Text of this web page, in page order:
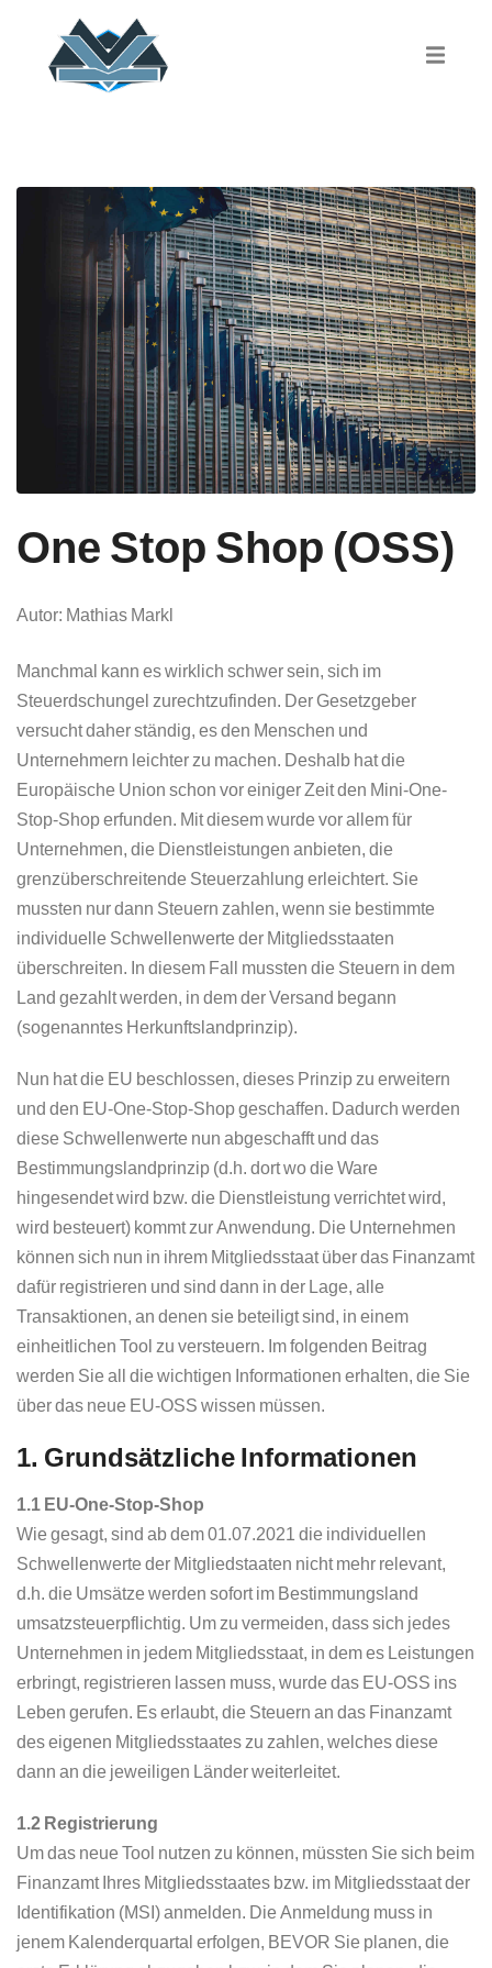
One Stop Shop (OSS)
Autor: Mathias Markl
Manchmal kann es wirklich schwer sein, sich im
Steuerdschungel zurechtzufinden. Der Gesetzgeber
versucht daher ständig, es den Menschen und
Unternehmern leichter zu machen. Deshalb hat die
Europäische Union schon vor einiger Zeit den Mini-One-
Stop-Shop erfunden. Mit diesem wurde vor allem für
Unternehmen, die Dienstleistungen anbieten, die
grenzüberschreitende Steuerzahlung erleichtert. Sie
mussten nur dann Steuern zahlen, wenn sie bestimmte
individuelle Schwellenwerte der Mitgliedsstaaten
überschreiten. In diesem Fall mussten die Steuern in dem
Land gezahlt werden, in dem der Versand begann
(sogenanntes Herkunftslandprinzip).
Nun hat die EU beschlossen, dieses Prinzip zu erweitern
und den EU-One-Stop-Shop geschaffen. Dadurch werden
diese Schwellenwerte nun abgeschafft und das
Bestimmungslandprinzip (d.h. dort wo die Ware
hingesendet wird bzw. die Dienstleistung verrichtet wird,
wird besteuert) kommt zur Anwendung. Die Unternehmen
können sich nun in ihrem Mitgliedsstaat über das Finanzamt
dafür registrieren und sind dann in der Lage, alle
Transaktionen, an denen sie beteiligt sind, in einem
einheitlichen Tool zu versteuern. Im folgenden Beitrag
werden Sie all die wichtigen Informationen erhalten, die Sie
über das neue EU-OSS wissen müssen.
1. Grundsätzliche Informationen
1.1 EU-One-Stop-Shop
Wie gesagt, sind ab dem 01.07.2021 die individuellen
Schwellenwerte der Mitgliedstaaten nicht mehr relevant,
d.h. die Umsätze werden sofort im Bestimmungsland
umsatzsteuerpflichtig. Um zu vermeiden, dass sich jedes
Unternehmen in jedem Mitgliedsstaat, in dem es Leistungen
erbringt, registrieren lassen muss, wurde das EU-OSS ins
Leben gerufen. Es erlaubt, die Steuern an das Finanzamt
des eigenen Mitgliedsstaates zu zahlen, welches diese
dann an die jeweiligen Länder weiterleitet.
1.2 Registrierung
Um das neue Tool nutzen zu können, müssten Sie sich beim
Finanzamt Ihres Mitgliedsstaates bzw. im Mitgliedsstaat der
Identifikation (MSI) anmelden. Die Anmeldung muss in
jenem Kalenderquartal erfolgen, BEVOR Sie planen, die